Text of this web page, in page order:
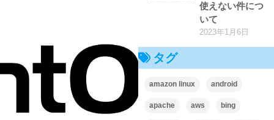
使えない件につ
いて
2023年1月6日
タグ
amazon linux android
apache aws bing